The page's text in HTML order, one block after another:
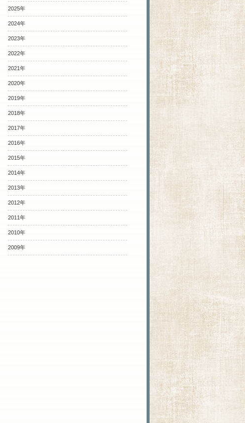
2025年
2024年
2023年
2022年
2021年
2020年
2019年
2018年
2017年
2016年
2015年
2014年
2013年
2012年
2011年
2010年
2009年